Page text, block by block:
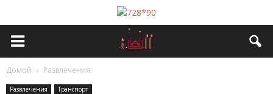
Домой Развлечения
Развлечения Транспорт